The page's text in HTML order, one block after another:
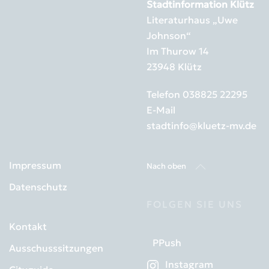
Stadtinformation Klütz
Literaturhaus „Uwe
Johnson“
Im Thurow 14
23948 Klütz
Telefon 038825 22295
E-Mail
stadtinfo@kluetz-mv.de
Impressum
Datenschutz
Kontakt
Ausschusssitzungen
Nach oben
PPush
Instagram